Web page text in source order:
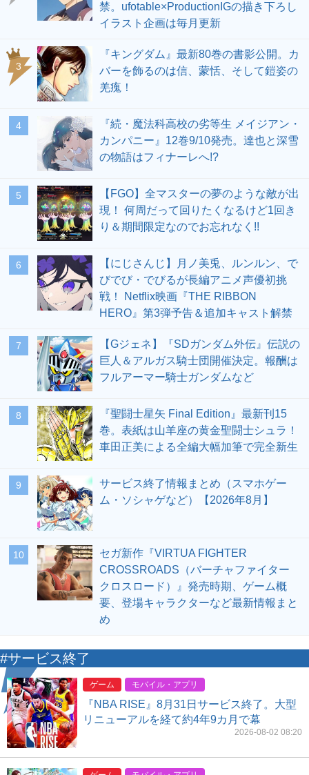
禁。ufotable×ProductionIGの描き下ろし
イラスト企画は毎月更新
3
『キングダム』最新80巻の書影公開。カ
バーを飾るのは信、蒙恬、そして鎧姿の
羌瘣！
4
『続・魔法科高校の劣等生 メイジアン・
カンパニー』12巻9/10発売。達也と深雪
の物語はフィナーレへ!?
5
【FGO】全マスターの夢のような敵が出
現！ 何周だって回りたくなるけど1回き
り＆期間限定なのでお忘れなく!!
6
【にじさんじ】月ノ美兎、ルンルン、で
びでび・でびるが長編アニメ声優初挑
戦！ Netflix映画『THE RIBBON
HERO』第3弾予告＆追加キャスト解禁
7
【Gジェネ】『SDガンダム外伝』伝説の
巨人＆アルガス騎士団開催決定。報酬は
フルアーマー騎士ガンダムなど
8
『聖闘士星矢 Final Edition』最新刊15
巻。表紙は山羊座の黄金聖闘士シュラ！
車田正美による全編大幅加筆で完全新生
9
サービス終了情報まとめ（スマホゲー
ム・ソシャゲなど）【2026年8月】
10
セガ新作『VIRTUA FIGHTER
CROSSROADS（バーチャファイター
クロスロード）』発売時期、ゲーム概
要、登場キャラクターなど最新情報まと
め
#サービス終了
ゲーム モバイル・アプリ
『NBA RISE』8月31日サービス終了。大型
リニューアルを経て約4年9カ月で幕
2026-08-02 08:20